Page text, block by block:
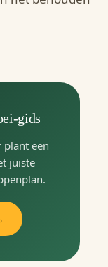
gids
plant een
juiste